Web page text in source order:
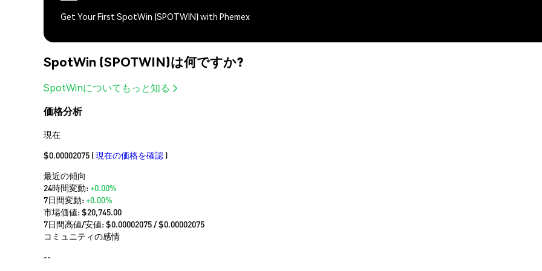
Get Your First SpotWin (SPOTWIN) with Phemex
SpotWin (SPOTWIN)は何ですか?
SpotWinについてもっと知る
価格分析
現在
$0.00002075 (現在の価格を確認 )
最近の傾向
24時間変動:+0.00%
7日間変動:+0.00%
市場価値:$20,745.00
7日間高値/安値: $0.00002075/ $0.00002075
コミュニティの感情
--